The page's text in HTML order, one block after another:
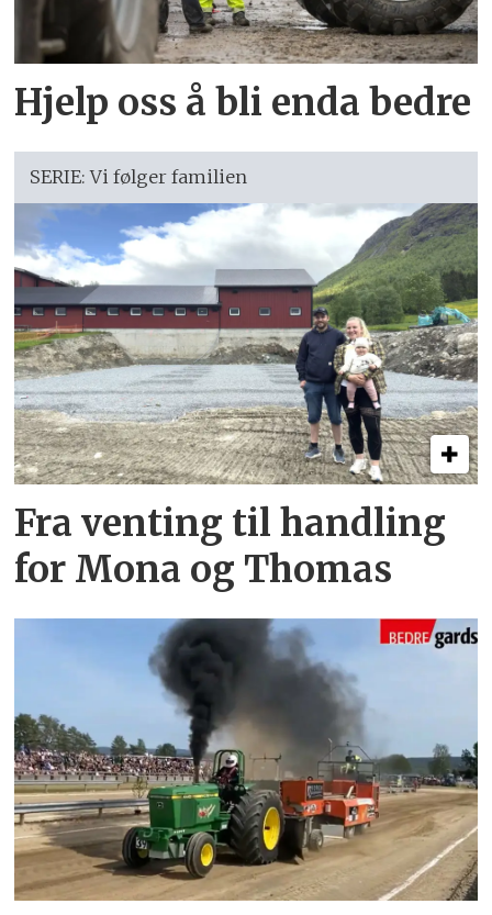
Hjelp oss å bli enda bedre
SERIE: Vi følger familien
Fra venting til handling
for Mona og Thomas